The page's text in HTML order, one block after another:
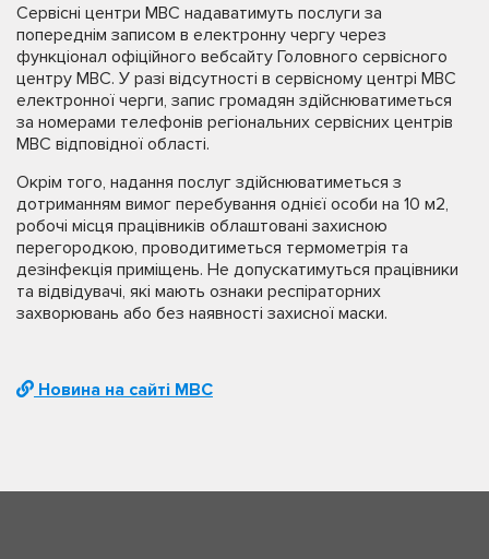
Сервісні центри МВС надаватимуть послуги за
попереднім записом в електронну чергу через
функціонал офіційного вебсайту Головного сервісного
центру МВС. У разі відсутності в сервісному центрі МВС
електронної черги, запис громадян здійснюватиметься
за номерами телефонів регіональних сервісних центрів
МВС відповідної області.
Окрім того, надання послуг здійснюватиметься з
дотриманням вимог перебування однієї особи на 10 м2,
робочі місця працівників облаштовані захисною
перегородкою, проводитиметься термометрія та
дезінфекція приміщень. Не допускатимуться працівники
та відвідувачі, які мають ознаки респіраторних
захворювань або без наявності захисної маски.
Новина на сайті МВС